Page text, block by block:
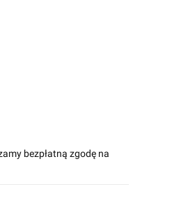
bezpłatną zgodę na